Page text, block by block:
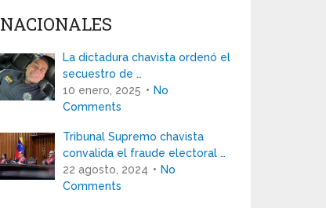
NACIONALES
La dictadura chavista ordenó el
secuestro de …
10 enero, 2025
No
Comments
Tribunal Supremo chavista
convalida el fraude electoral …
22 agosto, 2024
No
Comments